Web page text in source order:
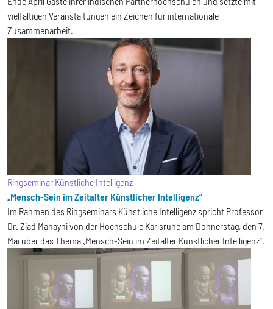
vielfältigen Veranstaltungen ein Zeichen für internationale
Zusammenarbeit.
Ringseminar Künstliche Intelligenz
„Mensch-Sein im Zeitalter Künstlicher Intelligenz“
Im Rahmen des Ringseminars Künstliche Intelligenz spricht Professor
Dr. Ziad Mahayni von der Hochschule Karlsruhe am Donnerstag, den 7.
Mai über das Thema „Mensch-Sein im Zeitalter Künstlicher Intelligenz“.